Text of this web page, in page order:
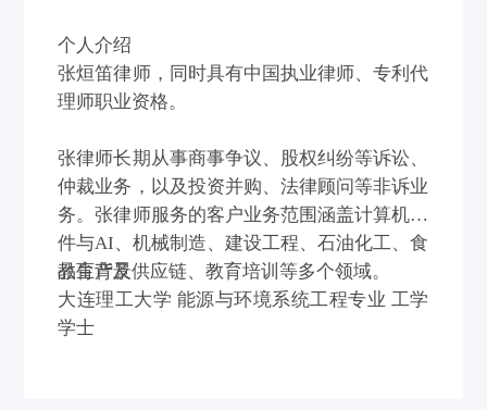
个人介绍
张烜笛律师，同时具有中国执业律师、专利代
理师职业资格。
张律师长期从事商事争议、股权纠纷等诉讼、
仲裁业务，以及投资并购、法律顾问等非诉业
务。张律师服务的客户业务范围涵盖计算机软
件与AI、机械制造、建设工程、石油化工、食
品生产及供应链、教育培训等多个领域。
教育背景
大连理工大学 能源与环境系统工程专业 工学
学士